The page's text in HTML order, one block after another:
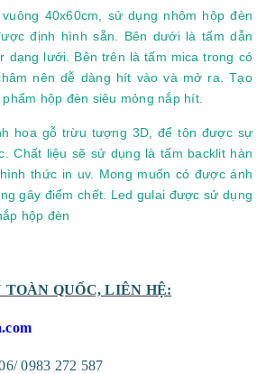
40x60cm, sử dụng nhôm hộp đèn
định hình sẵn. Bên dưới là tấm dẫn
dạng lưới. Bên trên là tấm mica trong có
nên dễ dàng hít vào và mở ra. Tạo
hộp đèn siêu mỏng nắp hít.
hoa gỗ trừu tượng 3D, để tôn được sự
Chất liệu sẽ sử dụng là tấm backlit hàn
thức in uv. Mong muốn có được ánh
gây điểm chết. Led gulai được sử dụng
hộp đèn
TOÀN QUỐC, LIÊN HỆ:
0983 272 587